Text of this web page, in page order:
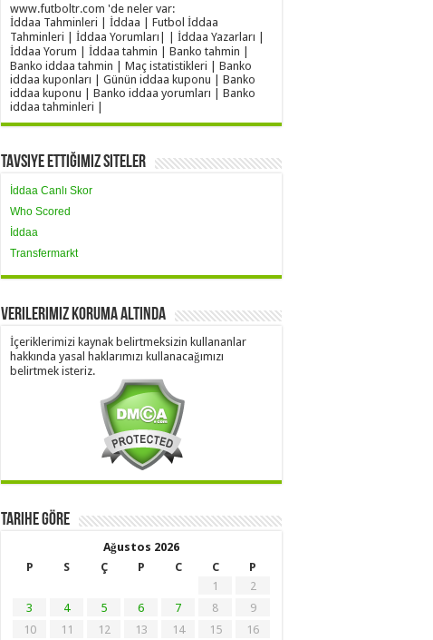
www.futboltr.com 'de neler var:
İddaa Tahminleri | İddaa | Futbol İddaa
Tahminleri | İddaa Yorumları| | İddaa Yazarları |
İddaa Yorum | İddaa tahmin | Banko tahmin |
Banko iddaa tahmin | Maç istatistikleri | Banko
iddaa kuponları | Günün iddaa kuponu | Banko
iddaa kuponu | Banko iddaa yorumları | Banko
iddaa tahminleri |
Tavsiye Ettiğimiz Siteler
İddaa Canlı Skor
Who Scored
İddaa
Transfermarkt
Verilerimiz Koruma Altında
İçeriklerimizi kaynak belirtmeksizin kullananlar
hakkında yasal haklarımızı kullanacağımızı
belirtmek isteriz.
Tarihe Göre
Ağustos 2026
P
S Ç P C C
P
1
2
3
4 5 6 7 8
9
10
11 12 13 14 15
16